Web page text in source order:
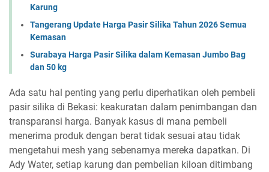
Karung
Tangerang Update Harga Pasir Silika Tahun 2026 Semua
Kemasan
Surabaya Harga Pasir Silika dalam Kemasan Jumbo Bag
dan 50 kg
Ada satu hal penting yang perlu diperhatikan oleh pembeli
pasir silika di Bekasi: keakuratan dalam penimbangan dan
transparansi harga. Banyak kasus di mana pembeli
menerima produk dengan berat tidak sesuai atau tidak
mengetahui mesh yang sebenarnya mereka dapatkan. Di
Ady Water, setiap karung dan pembelian kiloan ditimbang